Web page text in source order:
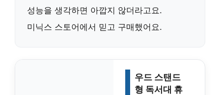
성능을 생각하면 아깝지 않더라고요.
미닉스 스토어에서 믿고 구매했어요.
우드 스탠드
형 독서대 휴